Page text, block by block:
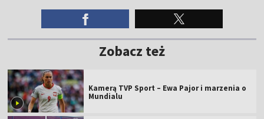
Zobacz też
Kamerą TVP Sport – Ewa Pajor i marzenia o
Mundialu